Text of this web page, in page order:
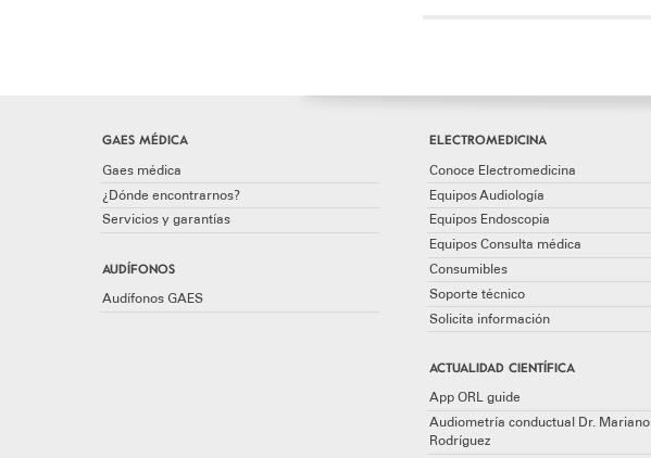
GAES MÉDICA
Gaes médica
¿Dónde encontrarnos?
Servicios y garantías
AUDÍFONOS
Audífonos GAES
ELECTROMEDICINA
Conoce Electromedicina
Equipos Audiología
Equipos Endoscopia
Equipos Consulta médica
Consumibles
Soporte técnico
Solicita información
ACTUALIDAD CIENTÍFICA
App ORL guide
Audiometría conductual Dr. Mariano
Rodríguez